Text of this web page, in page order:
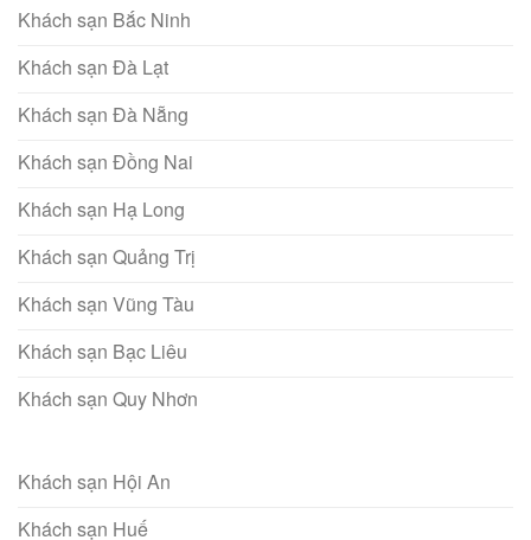
Khách sạn Bắc Ninh
Khách sạn Đà Lạt
Khách sạn Đà Nẵng
Khách sạn Đồng Nai
Khách sạn Hạ Long
Khách sạn Quảng Trị
Khách sạn Vũng Tàu
Khách sạn Bạc Liêu
Khách sạn Quy Nhơn
Khách sạn Hội An
Khách sạn Huế